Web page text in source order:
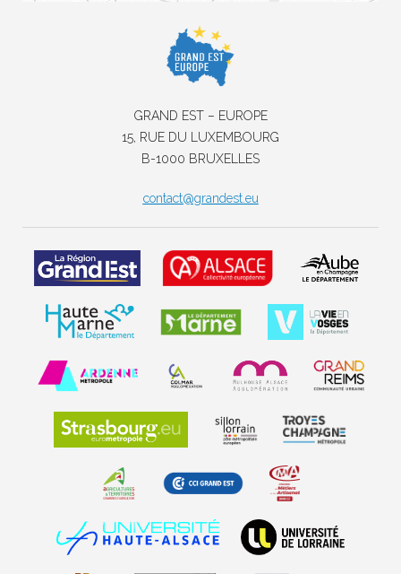
GRAND EST – EUROPE
15, RUE DU LUXEMBOURG
B-1000 BRUXELLES
contact@grandest.eu